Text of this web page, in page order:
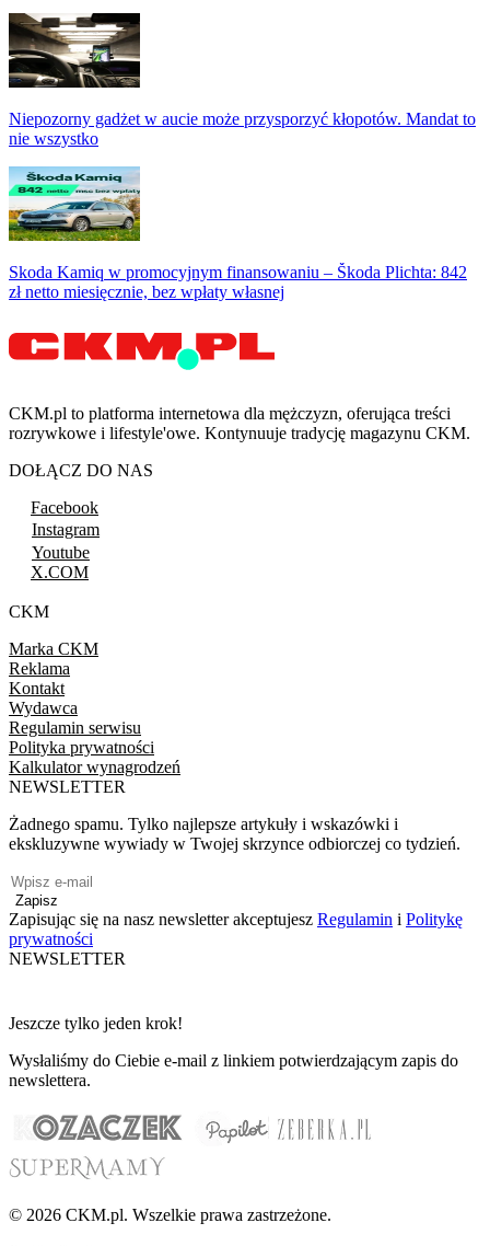
Niepozorny gadżet w aucie może przysporzyć kłopotów. Mandat to
nie wszystko
Skoda Kamiq w promocyjnym finansowaniu – Škoda Plichta: 842
zł netto miesięcznie, bez wpłaty własnej
CKM.pl to platforma internetowa dla mężczyzn, oferująca treści
rozrywkowe i lifestyle'owe. Kontynuuje tradycję magazynu CKM.
DOŁĄCZ DO NAS
Facebook
Instagram
Youtube
X.COM
CKM
Marka CKM
Reklama
Kontakt
Wydawca
Regulamin serwisu
Polityka prywatności
Kalkulator wynagrodzeń
NEWSLETTER
Żadnego spamu. Tylko najlepsze artykuły i wskazówki i
ekskluzywne wywiady w Twojej skrzynce odbiorczej co tydzień.
Zapisz
Zapisując się na nasz newsletter akceptujesz Regulamin i Politykę
prywatności
NEWSLETTER
Jeszcze tylko jeden krok!
Wysłaliśmy do Ciebie e-mail z linkiem potwierdzającym zapis do
newslettera.
© 2026 CKM.pl. Wszelkie prawa zastrzeżone.